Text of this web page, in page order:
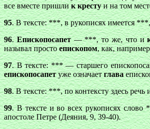
все вместе пришлик крестуи на том
95. В тексте: ***, в рукописях имеется
96.Епископосапет— ***, то же, что и
называл просто епископом, как,
97. В тексте: *** — старшего
епископосапетуже означаетглава
98. В тексте: ***, по контексту здесь
99. В тексте и во всех рукописях
апостоле Петре (Деяния, 9, 39-40).